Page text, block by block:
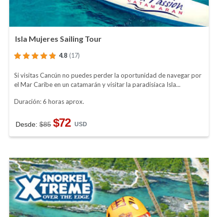
Isla Mujeres Sailing Tour
4.8 (17)
Si visitas Cancún no puedes perder la oportunidad de navegar por
el Mar Caribe en un catamarán y visitar la paradisíaca Isla...
Duración: 6 horas aprox.
Desde: $85 $72 USD